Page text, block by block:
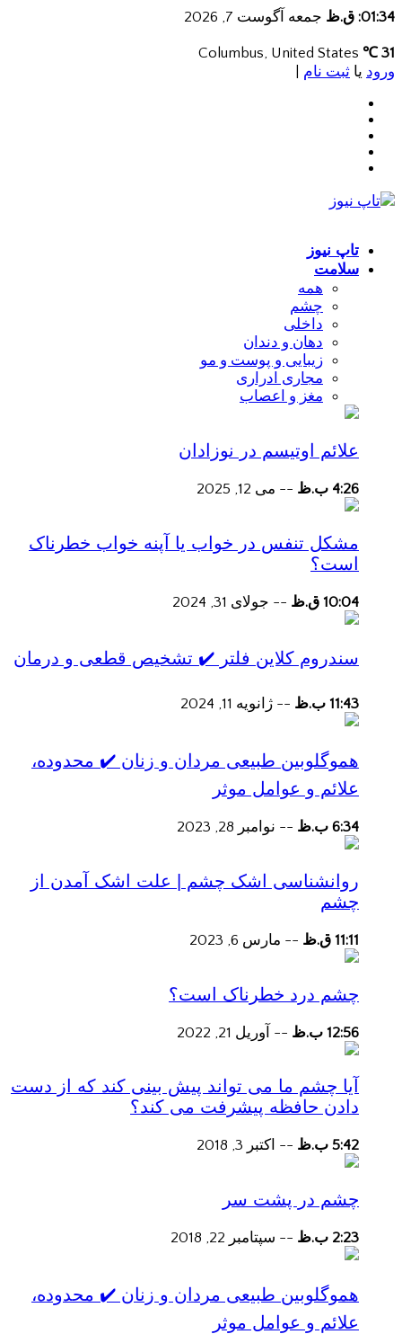
01:34: ق.ظ جمعه آگوست 7, 2026
31 ℃
ورود یا ثبت نام
تاپ نیوز
سلامت
همه
چشم
داخلی
دهان و دندان
زیبایی و پوست و مو
مجاری ادراری
مغز و اعصاب
علائم اوتیسم در نوزادان
4:26 ب.ظ -- می 12, 2025
مشکل تنفس در خواب یا آپنه خواب خطرناک
است؟
10:04 ق.ظ -- جولای 31, 2024
سندروم کلاین فلتر ✔️ تشخیص قطعی و درمان
11:43 ب.ظ -- ژانویه 11, 2024
هموگلوبین طبیعی مردان و زنان ✔️ محدوده،
علائم و عوامل موثر
6:34 ب.ظ -- نوامبر 28, 2023
روانشناسی اشک چشم | علت اشک آمدن از
چشم
11:11 ق.ظ -- مارس 6, 2023
چشم درد خطرناک است؟
12:56 ب.ظ -- آوریل 21, 2022
آیا چشم ما می تواند پیش بینی کند که از دست
دادن حافظه پیشرفت می کند؟
5:42 ب.ظ -- اکتبر 3, 2018
چشم در پشت سر
2:23 ب.ظ -- سپتامبر 22, 2018
هموگلوبین طبیعی مردان و زنان ✔️ محدوده،
علائم و عوامل موثر